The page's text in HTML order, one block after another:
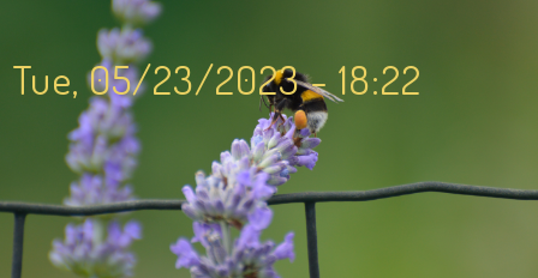
Tue, 05/23/2023 - 18:22